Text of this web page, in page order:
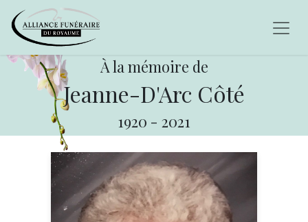
À la mémoire de
Jeanne-D'Arc Côté
1920 - 2021